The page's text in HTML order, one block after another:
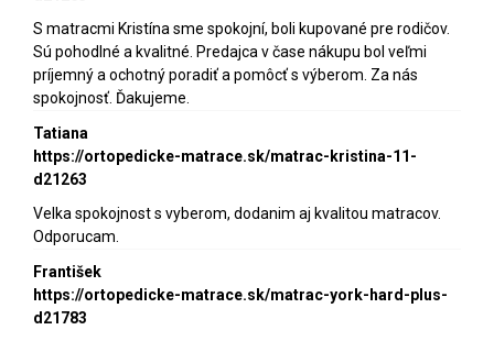
S matracmi Kristína sme spokojní, boli kupované pre rodičov.
Sú pohodlné a kvalitné. Predajca v čase nákupu bol veľmi
príjemný a ochotný poradiť a pomôcť s výberom. Za nás
spokojnosť. Ďakujeme.
Tatiana
https://ortopedicke-matrace.sk/matrac-kristina-11-
d21263
Velka spokojnost s vyberom, dodanim aj kvalitou matracov.
Odporucam.
František
https://ortopedicke-matrace.sk/matrac-york-hard-plus-
d21783